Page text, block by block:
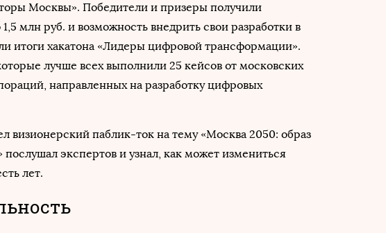
Москвы». Победители и призеры получили
млн руб. и возможность внедрить свои разработки в
итоги хакатона «Лидеры цифровой трансформации».
лучше всех выполнили 25 кейсов от московских
направленных на разработку цифровых
визионерский паблик-ток на тему «Москва 2050: образ
послушал экспертов и узнал, как может измениться
лет.